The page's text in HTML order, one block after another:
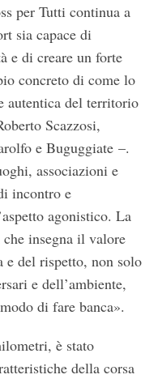
per Tutti continua a
sia capace di
e di creare un forte
concreto di come lo
autentica del territorio
Scazzosi,
e Buguggiate –.
associazioni e
incontro e
agonistico. La
insegna il valore
e del rispetto, non solo
e dell’ambiente,
di fare banca».
è stato
della corsa